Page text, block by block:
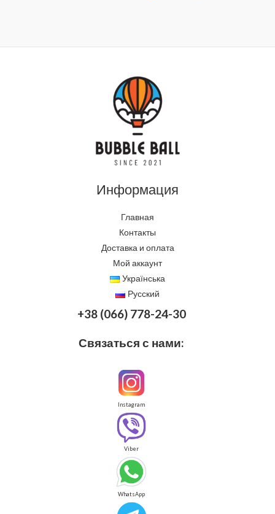
Информация
Главная
Контакты
Доставка и оплата
Мой аккаунт
Українська
Русский
+38 (066) 778-24-30
Связаться с нами:
Instagram
Viber
WhatsApp